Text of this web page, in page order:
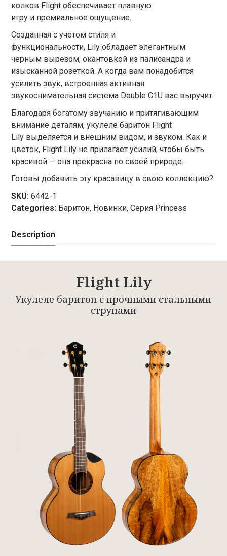
колков Flight обеспечивает плавную
игру и премиальное ощущение.
Созданная с учетом стиля и
функциональности, Lily обладает элегантным
черным вырезом, окантовкой из палисандра и
изысканной розеткой. А когда вам понадобится
усилить звук, встроенная активная
звукоснимательная система Double C1U вас выручит.
Благодаря богатому звучанию и притягивающим
внимание деталям, укулеле баритон Flight
Lily выделяется и внешним видом, и звуком. Как и
цветок, Flight Lily не прилагает усилий, чтобы быть
красивой — она прекрасна по своей природе.
Готовы добавить эту красавицу в свою коллекцию?
SKU: 6442-1
Categories: Баритон, Новинки,Серия Princess
Description
Flight Lily
Укулеле баритон с прочными стальными
струнами